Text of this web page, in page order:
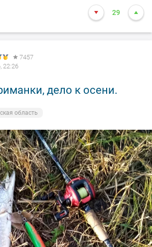
29
7457
22:26
дело к осени.
область